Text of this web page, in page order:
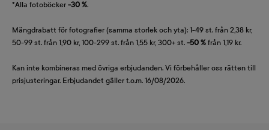
*Alla fotoböcker -30 %.
Mängdrabatt för fotografier (samma storlek och yta): 1-49 st. från 2,38 kr,
50-99 st. från 1,90 kr, 100-299 st. från 1,55 kr, 300+ st. -50 % från 1,19 kr.
Kan inte kombineras med övriga erbjudanden. Vi förbehåller oss rätten till
prisjusteringar. Erbjudandet gäller t.o.m. 16/08/2026.